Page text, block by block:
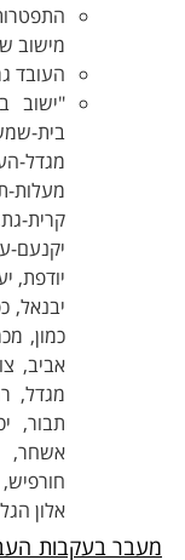
התפטרות
מישוב
העובד גר לפחות 6 חודשים
"ישוב
בית-
מגדל-
מעלות-
קרית-גת,
יקנעם-
יודפת,
יבנאל,
כמון,
אביב,
מגדל,
תבור,
אשחר,
חורפיש,
אלון
בעקבות